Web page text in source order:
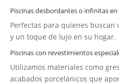
Piscinas desbordantes o infinitas
Perfectas para quienes
y un toque de lujo en su hogar.
Piscinas con revestimientos
Utilizamos materiales como
acabados porcelánicos que